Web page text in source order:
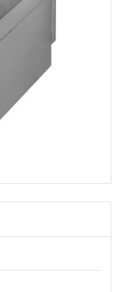
się i dostosowywać do Twoich
w zakresie
są nasze serwisy
pod względem ich
zanonimizowanej.
Ci najciekawsze informacje i
pośredników prezentujących